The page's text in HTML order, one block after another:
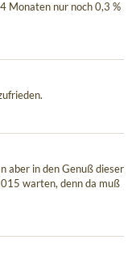
Monaten nur noch 0,3 %
aber in den Genuß dieser
warten, denn da muß